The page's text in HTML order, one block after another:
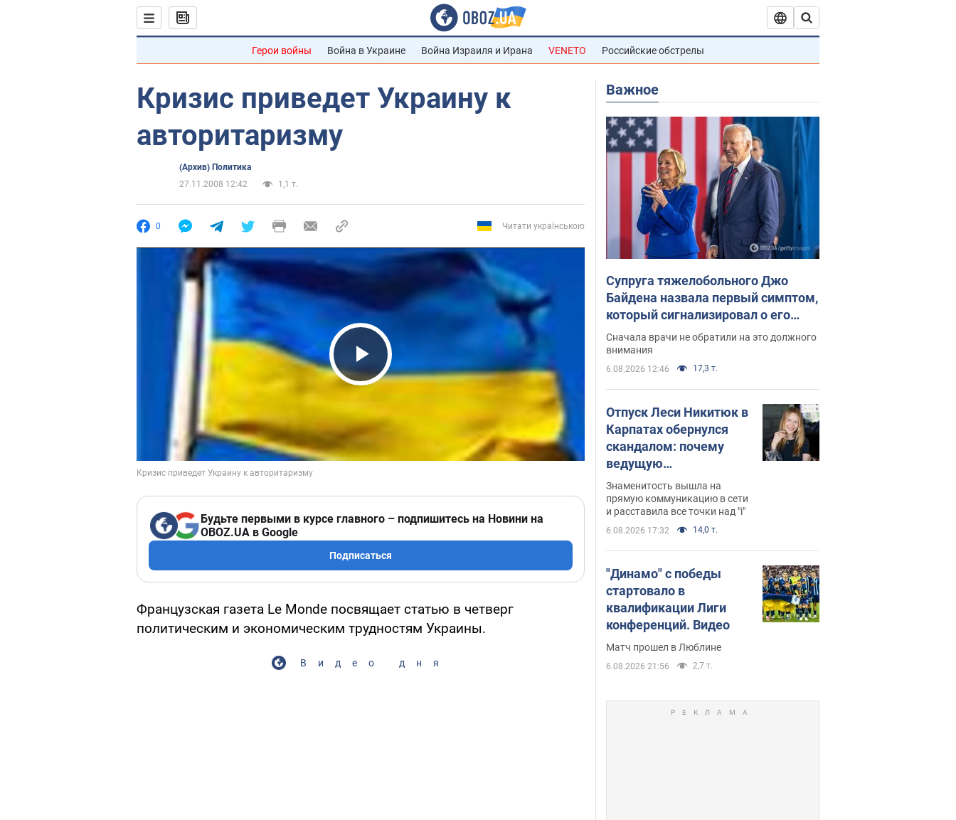
Герои войны Война в Украине Война Израиля и Ирана VENETO Российские обстрелы
Кризис приведет Украину к
авторитаризму
(Архив) Политика
27.11.2008 12:42
1,1 т.
0 Читати українською
Play Video
Будьте первыми в курсе главного – подпишитесь на Новини на
OBOZ.UA в Google
Подписаться
Французская газета Le Monde посвящает статью в четверг
политическим и экономическим трудностям Украины.
Видео дня
Важное
Супруга тяжелобольного Джо
Байдена назвала первый симптом,
который сигнализировал о его
"агрессивном" раке
Сначала врачи не обратили на это должного
внимания
6.08.2026 12:46 17,3 т.
Отпуск Леси Никитюк в
Карпатах обернулся
скандалом: почему
ведущую
несправедливо
захейтили
Знаменитость вышла на
прямую коммуникацию в сети
и расставила все точки над "i"
6.08.2026 17:32 14,0 т.
"Динамо" с победы
стартовало в
квалификации Лиги
конференций. Видео
Матч прошел в Люблине
6.08.2026 21:56 2,7 т.